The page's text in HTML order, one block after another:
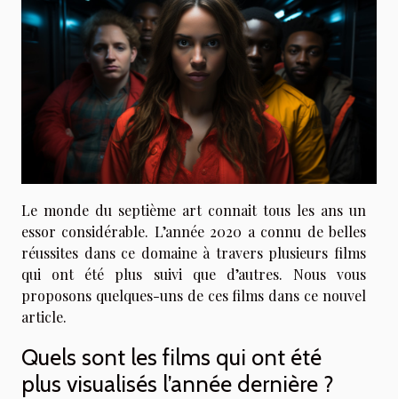
Le monde du septième art connait tous les ans un
essor considérable. L’année 2020 a connu de belles
réussites dans ce domaine à travers plusieurs films
qui ont été plus suivi que d’autres. Nous vous
proposons quelques-uns de ces films dans ce nouvel
article.
Quels sont les films qui ont été
plus visualisés l’année dernière ?